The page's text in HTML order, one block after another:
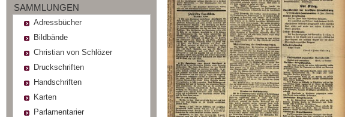
SAMMLUNGEN
Adressbücher
Bildbände
Christian von Schlözer
Druckschriften
Handschriften
Karten
Parlamentarier